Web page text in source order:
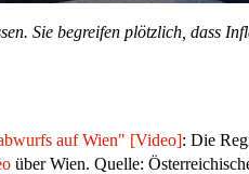
Sie begreifen plötzlich, dass
auf Wien" [Video]: Die
über Wien. Quelle: